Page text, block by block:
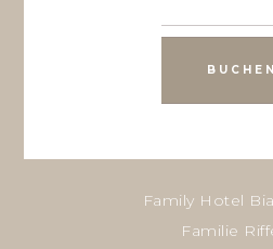
BUCHEN
Family Hotel
Familie